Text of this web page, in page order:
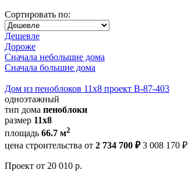
Сортировать по:
Дешевле
Дороже
Сначала небольшие дома
Сначала большие дома
Дом из пеноблоков 11х8 проект В-87-403
одноэтажный
тип дома пеноблоки
размер 11х8
площадь 66.7 м2
цена строительства от 2 734 700 ₽ 3 008 170 ₽
Проект от 20 010 р.